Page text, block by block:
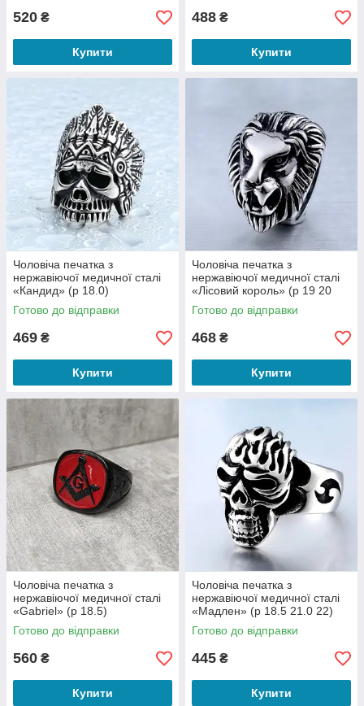
520 ₴
Купити
488 ₴
Купити
Чоловіча печатка з
нержавіючої медичної сталі
«Кандид» (р 18.0)
Готово до відправки
469 ₴
Купити
Чоловіча печатка з
нержавіючої медичної сталі
«Лісовий король» (р 19 20
20.5 21.5 22.5)
Готово до відправки
468 ₴
Купити
Чоловіча печатка з
нержавіючої медичної сталі
«Gabriel» (р 18.5)
Готово до відправки
560 ₴
Купити
Чоловіча печатка з
нержавіючої медичної сталі
«Мадлен» (р 18.5 21.0 22)
Готово до відправки
445 ₴
Купити